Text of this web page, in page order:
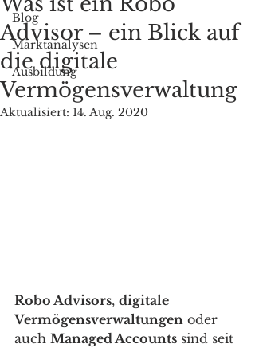
Blog
Marktanalysen
Ausbildung
Advisor – ein Blick auf
die digitale
Vermögensverwaltung
Aktualisiert: 14. Aug. 2020
Robo Advisors, digitale
Vermögensverwaltungen oder
auch Managed Accounts sind seit